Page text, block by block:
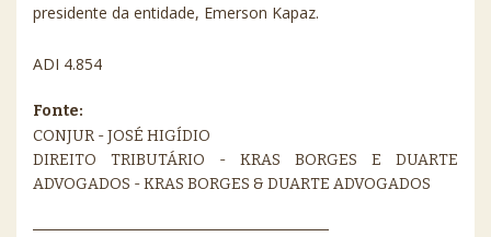
presidente da entidade, Emerson Kapaz.
ADI 4.854
Fonte:
CONJUR - JOSÉ HIGÍDIO
DIREITO TRIBUTÁRIO - KRAS BORGES E DUARTE
ADVOGADOS - KRAS BORGES & DUARTE ADVOGADOS